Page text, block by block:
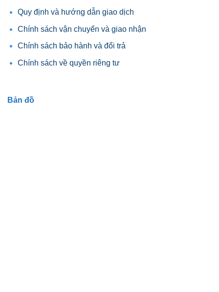
Quy định và hướng dẫn giao dịch
Chính sách vận chuyển và giao nhận
Chính sách bảo hành và đổi trả
Chính sách về quyền riêng tư
Bản đồ